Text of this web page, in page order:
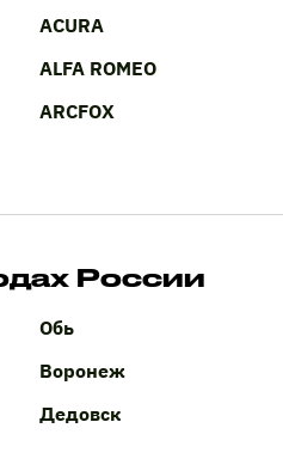
ACURA
ALFA ROMEO
ARCFOX
России
Обь
Воронеж
Дедовск